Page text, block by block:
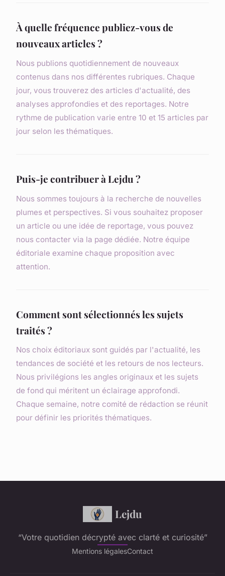
À quelle fréquence publiez-vous de
nouveaux articles ?
Nous publions quotidiennement de nouveaux
contenus dans nos différentes rubriques. Chaque
jour, vous trouverez des articles d'actualité, des
analyses approfondies et des reportages. Notre
rythme de publication varie entre 10 et 15 articles par
jour selon les thématiques.
Puis-je contribuer à Lejdu ?
Nous sommes toujours à la recherche de nouvelles
plumes et perspectives. Si vous souhaitez proposer
un article ou une idée de reportage, vous pouvez
nous contacter via la page dédiée. Notre équipe
éditoriale examine chaque proposition avec
attention.
Comment sont sélectionnés les sujets
traités ?
Nos choix éditoriaux sont guidés par l'actualité, les
tendances de société et les retours de nos lecteurs.
Nous privilégions les angles originaux et les sujets
de fond qui méritent un éclairage approfondi.
Chaque semaine, notre comité de rédaction se réunit
pour définir les priorités thématiques.
Lejdu
“Votre quotidien décrypté avec clarté et curiosité”
Mentions légalesContact